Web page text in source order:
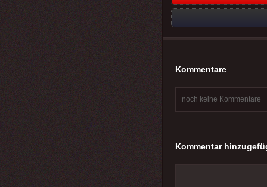
Kommentare
noch keine Kommentare
Kommentar